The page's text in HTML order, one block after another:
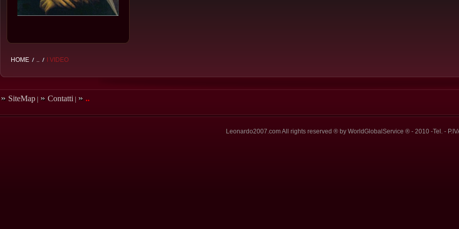
HOME .. I VIDEO
SiteMap Contatti ..
Leonardo2007.com All rights reserved ® by WorldGlobalService ® - 2010 -Tel. -